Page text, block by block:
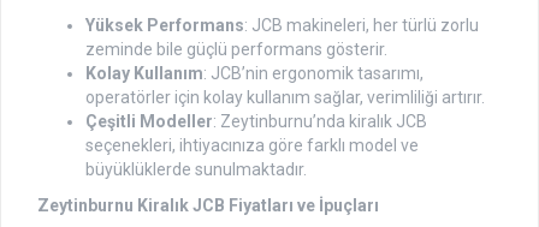
Yüksek Performans: JCB makineleri, her türlü zorlu
zeminde bile güçlü performans gösterir.
Kolay Kullanım: JCB’nin ergonomik tasarımı,
operatörler için kolay kullanım sağlar, verimliliği artırır.
Çeşitli Modeller: Zeytinburnu’nda kiralık JCB
seçenekleri, ihtiyacınıza göre farklı model ve
büyüklüklerde sunulmaktadır.
Zeytinburnu Kiralık JCB Fiyatları ve İpuçları